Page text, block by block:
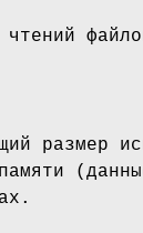
чтений
размер